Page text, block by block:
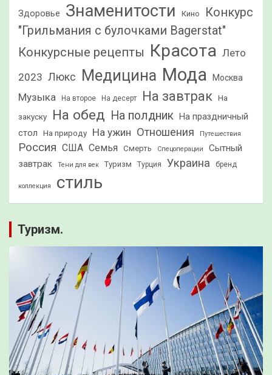
Здоровье Знаменитости Кино
Конкурс
"Грильмания с булочками Bagerstat"
Конкурсные рецепты Красота Лето
2023 Люкс Медицина Мода Москва
Музыка На второе На десерт На завтрак На
закуску На обед На полдник На праздничный
стол
На природу На ужин Отношения Путешествия
Россия США Семья Смерть Спецоперации
Сытный
завтрак
Тени для век Туризм Турция Украина бренд
коллекция стиль
Туризм.